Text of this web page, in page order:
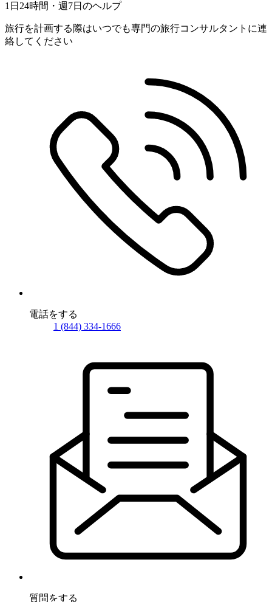
1日24時間・週7日のヘルプ
旅行を計画する際はいつでも専門の旅行コンサルタントに連
絡してください
電話をする
1 (844) 334-1666
質問をする